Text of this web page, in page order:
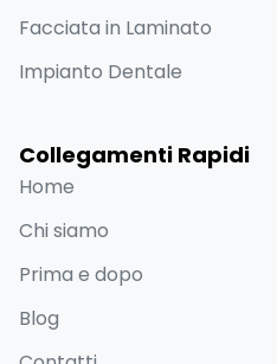
Facciata in Laminato
Impianto Dentale
Collegamenti Rapidi
Home
Chi siamo
Prima e dopo
Blog